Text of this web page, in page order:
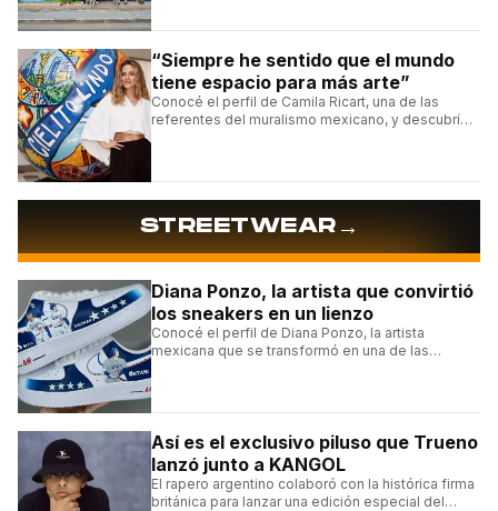
“Siempre he sentido que el mundo
tiene espacio para más arte”
Conocé el perfil de Camila Ricart, una de las
referentes del muralismo mexicano, y descubrí
STREETWEAR→
Diana Ponzo, la artista que convirtió
los sneakers en un lienzo
Conocé el perfil de Diana Ponzo, la artista
mexicana que se transformó en una de las
Así es el exclusivo piluso que Trueno
lanzó junto a KANGOL
El rapero argentino colaboró con la histórica firma
británica para lanzar una edición especial del